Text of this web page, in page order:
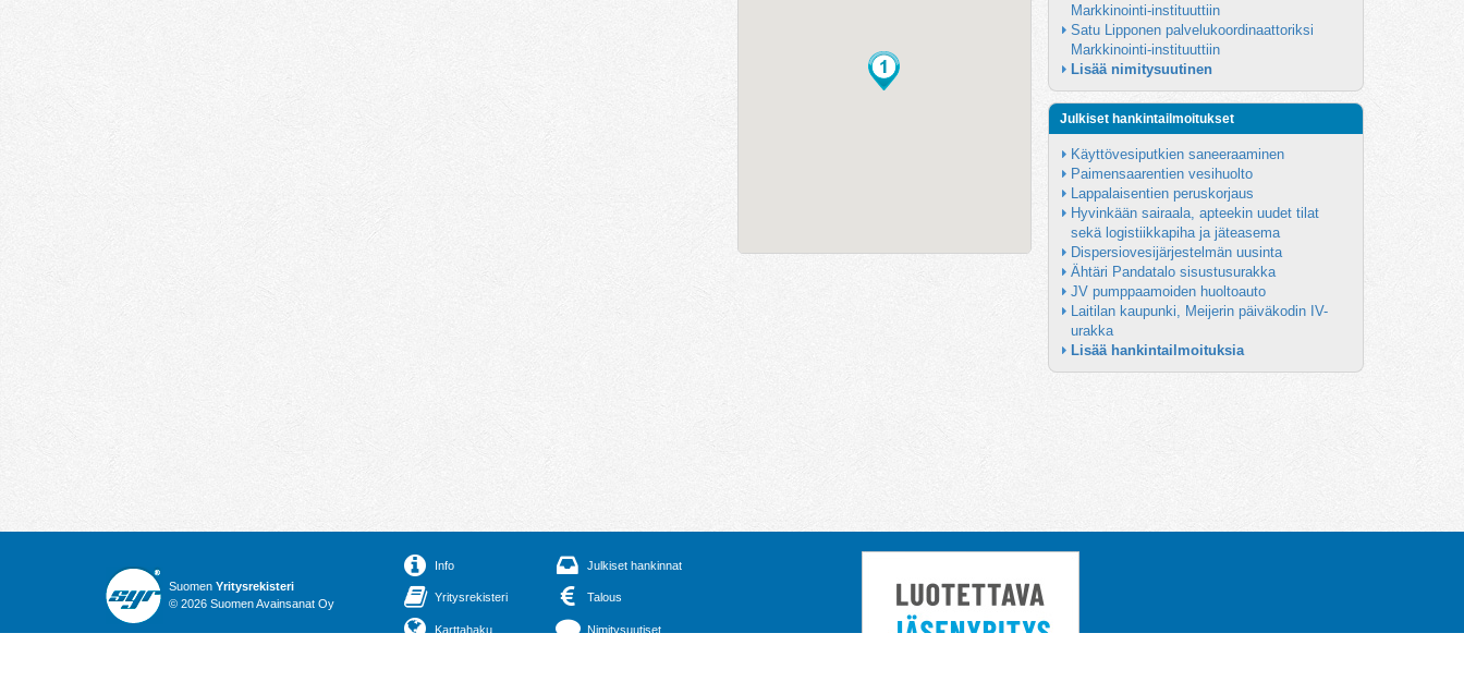
Markkinointi-instituuttiin
Satu Lipponen palvelukoordinaattoriksi
Markkinointi-instituuttiin
Lisää nimitysuutinen
Julkiset hankintailmoitukset
Käyttövesiputkien saneeraaminen
Paimensaarentien vesihuolto
Lappalaisentien peruskorjaus
Hyvinkään sairaala, apteekin uudet tilat
sekä logistiikkapiha ja jäteasema
Dispersiovesijärjestelmän uusinta
Ähtäri Pandatalo sisustusurakka
JV pumppaamoiden huoltoauto
Laitilan kaupunki, Meijerin päiväkodin IV-
urakka
Lisää hankintailmoituksia
Suomen Yritysrekisteri
© 2026 Suomen Avainsanat Oy
Info
Yritysrekisteri
Karttahaku
Julkiset hankinnat
Talous
Nimitysuutiset